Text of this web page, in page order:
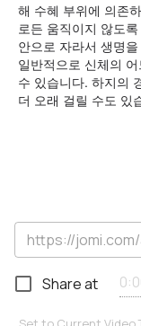
해 수혜 부위에 의존
로든 움직이지 않도
안으로 자라서 생명
일반적으로 신체의
수 있습니다. 하지의
더 오래 걸릴 수도 있
Share at